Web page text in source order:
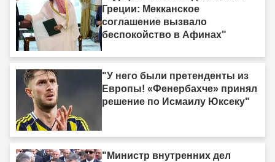
Греции: Мекканское
соглашение вызвало
беспокойство в Афинах"
"У него были претенденты из
Европы! «Фенербахче» принял
решение по Исмаилу Юксеку"
"Министр внутренних дел